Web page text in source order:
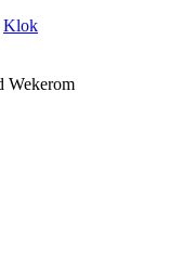
Klok
Wekerom